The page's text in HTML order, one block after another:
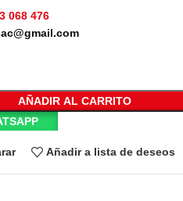
068 476
AÑADIR AL CARRITO
Añadir a lista de deseos